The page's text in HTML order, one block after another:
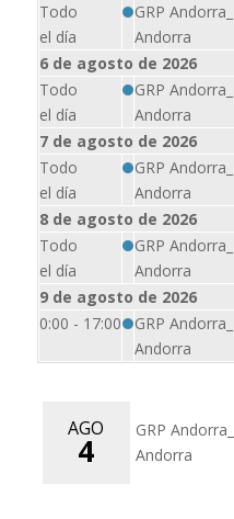
Todo
el día
GRP
Andorra
6 de agosto de 2026
Todo
el día
GRP
Andorra
7 de agosto de 2026
Todo
el día
GRP
Andorra
8 de agosto de 2026
Todo
el día
GRP
Andorra
9 de agosto de 2026
0:00 - 17:00
GRP
Andorra
AGO
4
GRP
Andorra